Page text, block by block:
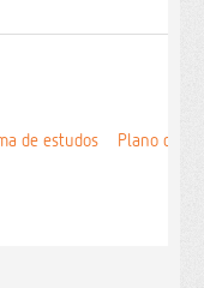
de estudos Plano de